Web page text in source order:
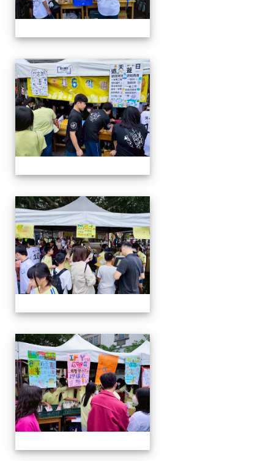
114-04-19園遊會
114-04-19園遊會
114-04-19園遊會